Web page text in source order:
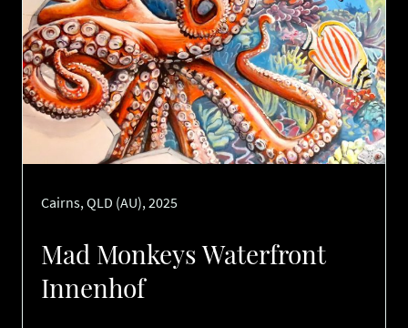
Cairns, QLD (AU), 2025
Mad Monkeys Waterfront
Innenhof